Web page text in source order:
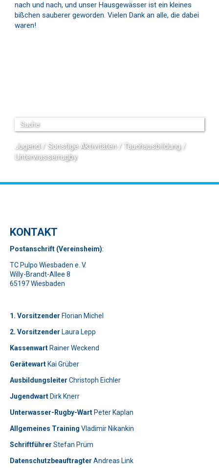
nach und nach, und unser Hausgewässer ist ein kleines
bißchen sauberer geworden. Vielen Dank an alle, die dabei
waren!
Jugend Sonstige Aktivitäten
Tauchausbildung
Unterwasserrugby
KONTAKT
Postanschrift (Vereinsheim):
TC Pulpo Wiesbaden e. V.
Willy-Brandt-Allee 8
65197 Wiesbaden
1. Vorsitzender Florian Michel
2. Vorsitzender Laura Lepp
Bitte lasse dieses Feld leer.
Kassenwart Rainer Weckend
Gerätewart Kai Grüber
Telefon: 0179-5300111
Ausbildungsleiter Christoph Eichler
Jugendwart Dirk Knerr
Unterwasser-Rugby-Wart Peter Kaplan
Allgemeines Training Vladimir Nikankin
Schriftführer Stefan Prüm
Datenschutzbeauftragter Andreas Link